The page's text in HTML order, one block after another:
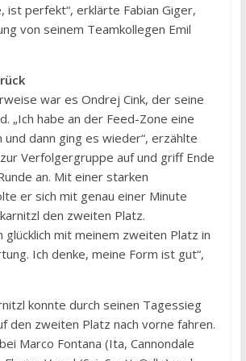
ist perfekt“, erklärte Fabian Giger,
von seinem Teamkollegen Emil
war es Ondrej Cink, der seine
„Ich habe an der Feed-Zone eine
und dann ging es wieder“, erzählte
Verfolgergruppe auf und griff Ende
an. Mit einer starken
er sich mit genau einer Minute
den zweiten Platz.
glücklich mit meinem zweiten Platz in
Ich denke, meine Form ist gut“,
konnte durch seinen Tagessieg
den zweiten Platz nach vorne fahren.
Marco Fontana (Ita, Cannondale